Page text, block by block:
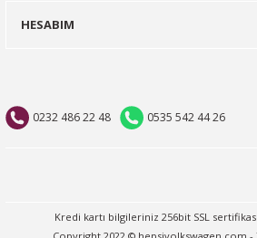
0232 486 22 48 0535 542 44 26
HESABIM
Kredi kartı bilgileriniz 256bit SSL